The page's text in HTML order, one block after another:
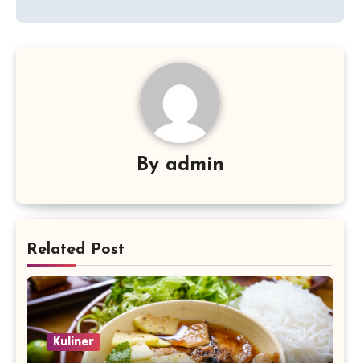
By admin
Related Post
Kuliner